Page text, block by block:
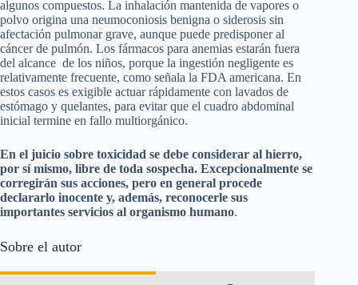
algunos compuestos. La inhalación mantenida de vapores o
polvo origina una neumoconiosis benigna o siderosis sin
afectación pulmonar grave, aunque puede predisponer al
cáncer de pulmón. Los fármacos para anemias estarán fuera
del alcance de los niños, porque la ingestión negligente es
relativamente frecuente, como señala la FDA americana. En
estos casos es exigible actuar rápidamente con lavados de
estómago y quelantes, para evitar que el cuadro abdominal
inicial termine en fallo multiorgánico.
En el juicio sobre toxicidad se debe considerar al hierro,
por sí mismo, libre de toda sospecha. Excepcionalmente se
corregirán sus acciones, pero en general procede
declararlo inocente y, además, reconocerle sus
importantes servicios al organismo humano.
Sobre el autor